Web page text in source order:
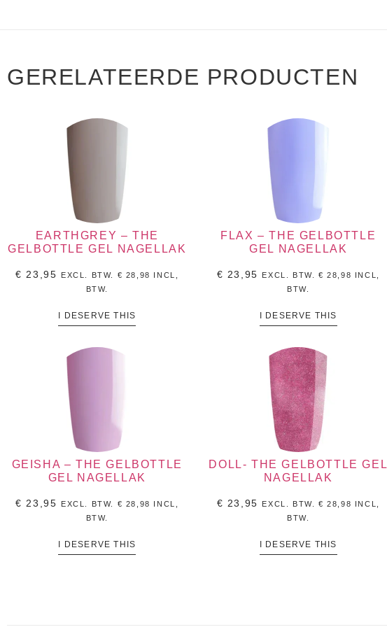
GERELATEERDE PRODUCTEN
EARTHGREY – THE
GELBOTTLE GEL NAGELLAK
€ 23,95 EXCL. BTW. € 28,98
INCL,
BTW.
I DESERVE THIS
FLAX – THE GELBOTTLE
GEL NAGELLAK
€ 23,95 EXCL. BTW.€ 28,98
INCL,
BTW.
I DESERVE THIS
GEISHA – THE GELBOTTLE
GEL NAGELLAK
€ 23,95 EXCL. BTW. € 28,98 INCL,
BTW.
I DESERVE THIS
DOLL- THE GELBOTTLE GEL
NAGELLAK
€ 23,95 EXCL. BTW.€ 28,98 INCL,
BTW.
I DESERVE THIS